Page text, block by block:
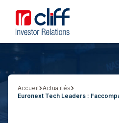
contenu
principal
Aller directement au contenu
Fil
Accueil Actualités
Euronext Tech Leaders :